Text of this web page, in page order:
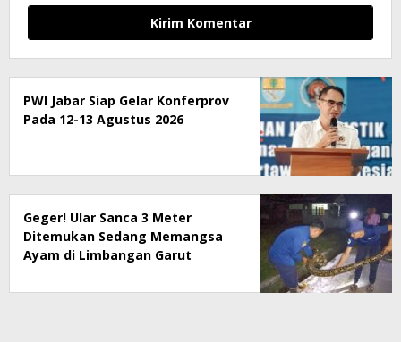
PWI Jabar Siap Gelar Konferprov
Pada 12-13 Agustus 2026
Geger! Ular Sanca 3 Meter
Ditemukan Sedang Memangsa
Ayam di Limbangan Garut